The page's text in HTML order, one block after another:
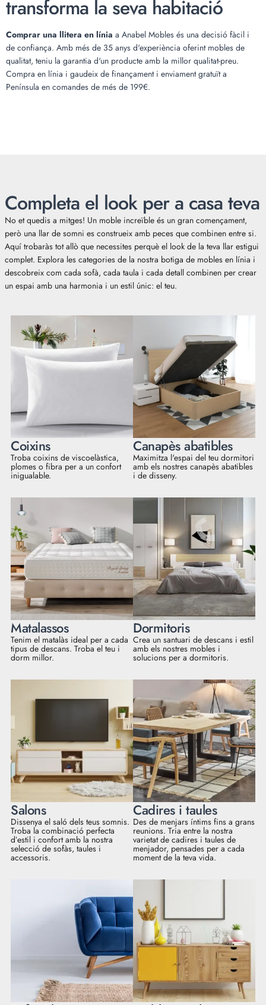
transforma la seva habitació
Comprar una llitera en línia a Anabel Mobles és una decisió fàcil i
de confiança. Amb més de 35 anys d'experiència oferint mobles de
qualitat, teniu la garantia d'un producte amb la millor qualitat-preu.
Compra en línia i gaudeix de finançament i enviament gratuït a
Península en comandes de més de 199€.
Completa el look per a casa teva
No et quedis a mitges! Un moble increïble és un gran començament,
però una llar de somni es construeix amb peces que combinen entre si.
Aquí trobaràs tot allò que necessites perquè el look de la teva llar estigui
complet. Explora les categories de la nostra botiga de mobles en línia i
descobreix com cada sofà, cada taula i cada detall combinen per crear
un espai amb una harmonia i un estil únic: el teu.
Coixins
Troba coixins de viscoelàstica,
plomes o fibra per a un confort
inigualable.
Canapès abatibles
Maximitza l'espai del teu dormitori
amb els nostres canapès abatibles
i de disseny.
Matalassos
Tenim el matalàs ideal per a cada
tipus de descans. Troba el teu i
dorm millor.
Dormitoris
Crea un santuari de descans i estil
amb els nostres mobles i
solucions per a dormitoris.
Salons
Dissenya el saló dels teus somnis.
Troba la combinació perfecta
dʻestil i confort amb la nostra
selecció de sofàs, taules i
accessoris.
Cadires i taules
Des de menjars íntims fins a grans
reunions. Tria entre la nostra
varietat de cadires i taules de
menjador, pensades per a cada
moment de la teva vida.